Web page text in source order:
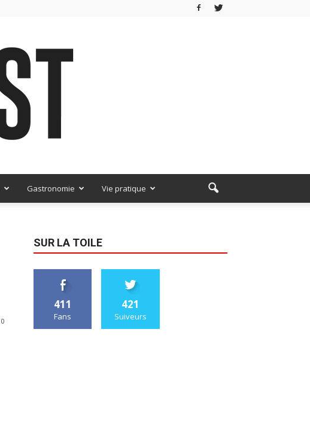
Gastronomie Vie pratique
0
SUR LA TOILE
411
Fans
421
Suiveurs